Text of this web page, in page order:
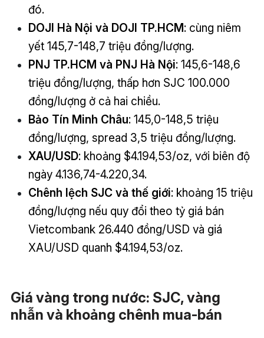
đó.
DOJI Hà Nội và DOJI TP.HCM: cùng niêm
yết 145,7-148,7 triệu đồng/lượng.
PNJ TP.HCM và PNJ Hà Nội: 145,6-148,6
triệu đồng/lượng, thấp hơn SJC 100.000
đồng/lượng ở cả hai chiều.
Bảo Tín Minh Châu: 145,0-148,5 triệu
đồng/lượng, spread 3,5 triệu đồng/lượng.
XAU/USD: khoảng $4.194,53/oz, với biên độ
ngày 4.136,74-4.220,34.
Chênh lệch SJC và thế giới: khoảng 15 triệu
đồng/lượng nếu quy đổi theo tỷ giá bán
Vietcombank 26.440 đồng/USD và giá
XAU/USD quanh $4.194,53/oz.
Giá vàng trong nước: SJC, vàng
nhẫn và khoảng chênh mua-bán